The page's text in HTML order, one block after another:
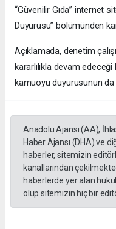
“Güvenilir Gıda” internet
Duyurusu” bölümünden
Açıklamada, denetim
kararlılıkla devam edeceği
kamuoyu duyurusunun da
Anadolu Ajansı (AA),
Haber Ajansı (DHA) ve
haberler, sitemizin
kanallarından
haberlerde yer alan
olup sitemizin hiç bir